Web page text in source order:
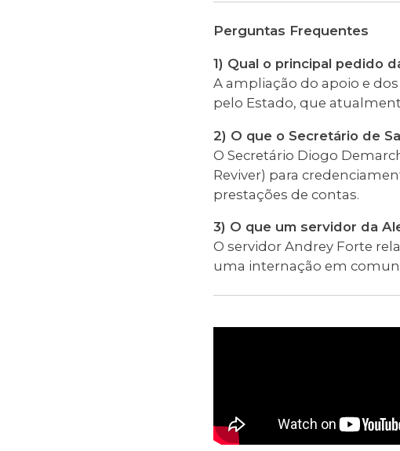
Perguntas Frequentes
1) Qual o principal pedido
A ampliação do apoio e
pelo Estado, que
2) O que o Secretário de
O Secretário Diogo
Reviver) para
prestações de contas.
3) O que um servidor da
O servidor Andrey Forte
uma internação em